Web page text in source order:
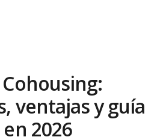
ventajas y guía
2026